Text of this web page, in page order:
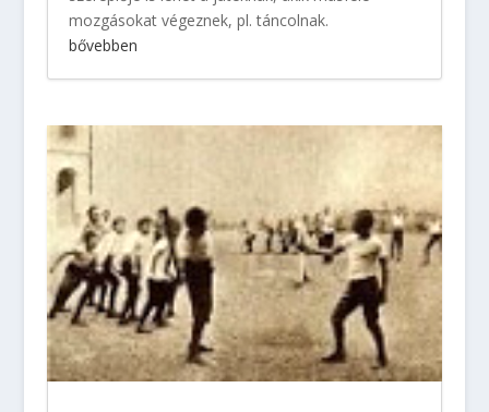
mozgásokat végeznek, pl. táncolnak.
bővebben